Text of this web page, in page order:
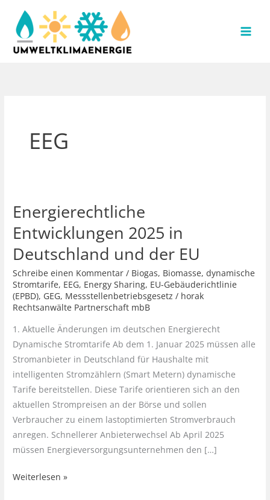
Inhalt
springen
EEG
Energierechtliche
Entwicklungen 2025 in
Deutschland und der EU
Schreibe einen Kommentar / Biogas, Biomasse,dynamische
Stromtarife, EEG, Energy Sharing, EU-Gebäuderichtlinie
(EPBD), GEG, Messstellenbetriebsgesetz / horak
Rechtsanwälte Partnerschaft mbB
1. Aktuelle Änderungen im deutschen Energierecht
Dynamische Stromtarife Ab dem 1. Januar 2025 müssen alle
Stromanbieter in Deutschland für Haushalte mit
intelligenten Stromzählern (Smart Metern) dynamische
Tarife bereitstellen. Diese Tarife orientieren sich an den
aktuellen Strompreisen an der Börse und sollen
Verbraucher zu einem lastoptimierten Stromverbrauch
anregen. Schnellerer Anbieterwechsel Ab April 2025
müssen Energieversorgungsunternehmen den […]
Energierechtliche
Weiterlesen »